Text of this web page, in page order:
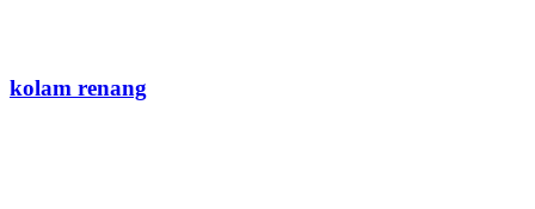
kolam renang